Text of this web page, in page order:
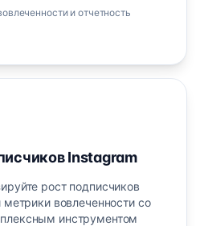
и отчетность
Instagram
рост подписчиков
вовлеченности со
инструментом